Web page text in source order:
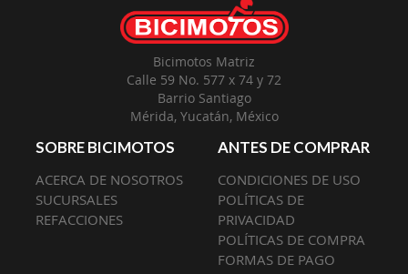
Bicimotos Matriz
Calle 59 No. 577 x 74 y 72
Barrio Santiago
Mérida, Yucatán, México
SOBRE BICIMOTOS
ACERCA DE NOSOTROS
SUCURSALES
REFACCIONES
ANTES DE COMPRAR
CONDICIONES DE USO
POLÍTICAS DE
PRIVACIDAD
POLÍTICAS DE COMPRA
FORMAS DE PAGO